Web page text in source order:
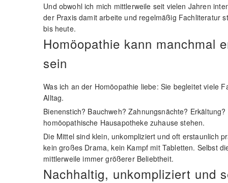
Und obwohl ich mich mittlerweile seit vielen Jahren
der Praxis damit arbeite und regelmäßig Fachliteratur
bis heute.
Homöopathie kann manchmal
sein
Was ich an der Homöopathie liebe: Sie begleitet viele
Alltag.
Bienenstich? Bauchweh? Zahnungsnächte?
homöopathische Hausapotheke zuhause stehen.
Die Mittel sind klein, unkompliziert und oft erstaunlich
kein großes Drama, kein Kampf mit Tabletten. Selbst
mittlerweile immer größerer Beliebtheit.
Nachhaltig, unkompliziert und